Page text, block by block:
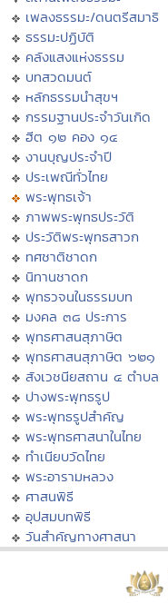
เพลงธรรมะ/ดนตรีสมาธิ
ธรรมะปฏิบัติ
คลังแสงแห่งธรรม
บทสวดมนต์
หลักธรรมนำสุขฯ
กรรมฐานประจำวันเกิด
ฮีต ๑๒ คอง ๑๔
งานบุญประจำปี
ประเพณีทั่วไทย
พระพุทธเจ้า
ภาพพระพุทธประวัติ
ประวัติพระพุทธสาวก
ทศชาติชาดก
นิทานชาดก
พุทธวจนในธรรมบท
มงคล ๓๘ ประการ
พุทธศาสนสุภาษิต
พุทธศาสนสุภาษิต ๖๒๑
สังเวชนียสถาน ๔ ตำบล
ปางพระพุทธรูป
พระพุทธรูปสำคัญ
พระพุทธศาสนาในไทย
ทำเนียบวัดไทย
พระอารามหลวง
ศาสนพิธี
อุปสมบทพิธี
วันสำคัญทางศาสนา